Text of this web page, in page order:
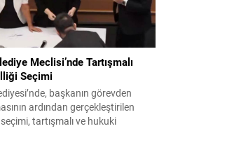
Meclisi’nde Tartışmalı
Seçimi
başkanın görevden
ardından gerçekleştirilen
tartışmalı ve hukuki